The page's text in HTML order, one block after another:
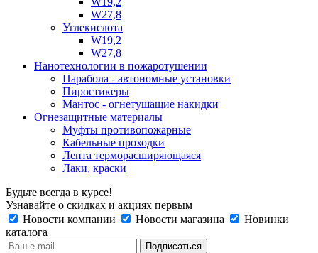
W27,8
Углекислота
W19,2
W27,8
Нанотехнологии в пожаротушении
Парабола - автономные установки
Пиростикеры
Мантос - огнетушащие накидки
Огнезащитные материалы
Муфты противопожарные
Кабельные проходки
Лента терморасширяющаяся
Лаки, краски
Будьте всегда в курсе!
Узнавайте о скидках и акциях первым
Новости компании
Новости магазина
Новинки
каталога